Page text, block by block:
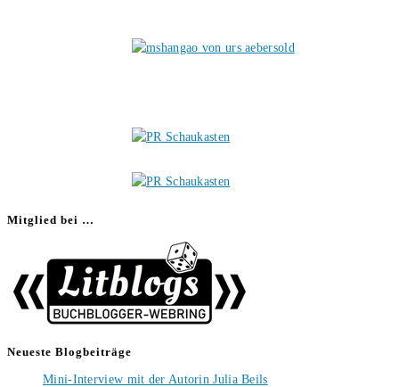
Mitglied bei …
Neueste Blogbeiträge
Mini-Interview mit der Autorin Julia Beils